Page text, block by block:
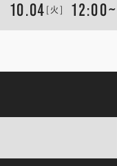
10.04 [火] 12:00~